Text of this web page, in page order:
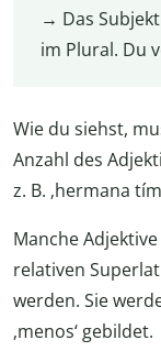
→ Das
im Plural. Du
Wie du siehst,
Anzahl des
z. B. ‚hermana
Manche
relativen
werden. Sie
‚menos‘ gebildet.